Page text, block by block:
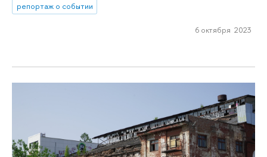
репортаж о событии
6 октября 2023